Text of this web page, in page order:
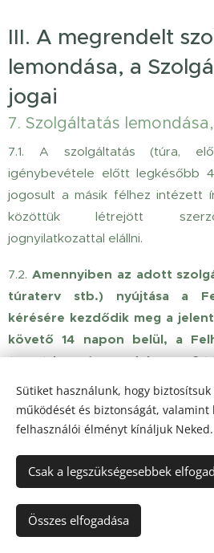
III. A megrendelt
lemondása, a
jogai
7. Szolgáltatás
7.1. A szolgáltatás (túra,
igénybevétele előtt legkésőbb
jogosult a másik félhez intézett
közöttük létrejött
jognyilatkozattal elállni.
7.2. Amennyiben az adott
túraterv stb.) nyújtása a
kérésére kezdődik meg a
követő 14 napon belül, a
(II.26.) kormányrendelet 29. §
alapján nem illeti meg (a 7.1
túlmenően) elállási jog. A
tudomásul veszi, és a
kéri a Szolgáltatót a
napon belüli megkezdésére.
7.3.A 7.1. pontban
Sütiket használunk, hogy
működését és biztonságát,
felhasználói élményt kínáljuk Neked.
Csak a legszükségesebbek
Összes elfogadása